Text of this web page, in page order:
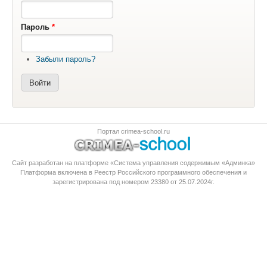
Пароль *
Забыли пароль?
Портал crimea-school.ru
Сайт разработан на платформе «Система управления содержимым «Админка»
Платформа включена в Реестр Российского программного обеспечения и
зарегистрирована под номером 23380 от 25.07.2024г.